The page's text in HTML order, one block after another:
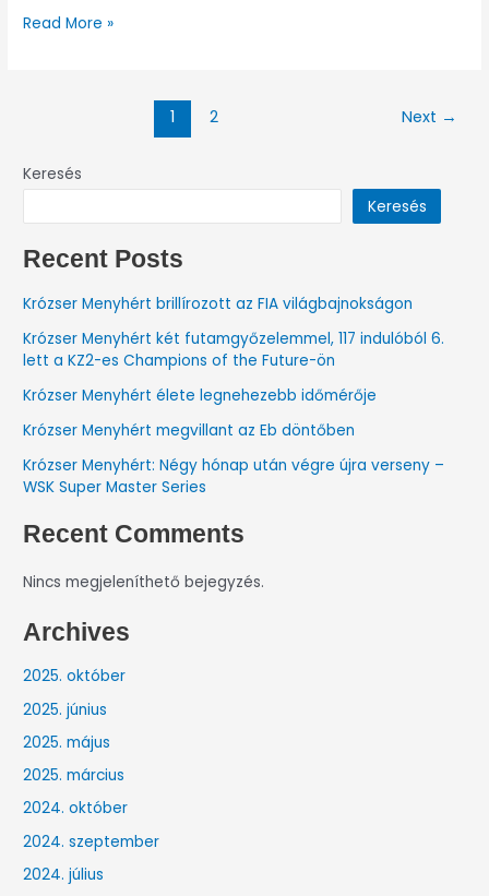
Read More »
1 2 Next →
Keresés
Keresés
Recent Posts
Krózser Menyhért brillírozott az FIA világbajnokságon
Krózser Menyhért két futamgyőzelemmel, 117 indulóból 6.
lett a KZ2-es Champions of the Future-ön
Krózser Menyhért élete legnehezebb időmérője
Krózser Menyhért megvillant az Eb döntőben
Krózser Menyhért: Négy hónap után végre újra verseny –
WSK Super Master Series
Recent Comments
Nincs megjeleníthető bejegyzés.
Archives
2025. október
2025. június
2025. május
2025. március
2024. október
2024. szeptember
2024. július